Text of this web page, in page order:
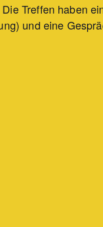
Treffen haben
und eine